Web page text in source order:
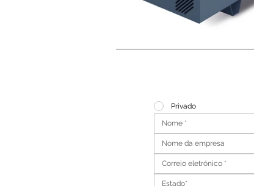
Privado
Estado*